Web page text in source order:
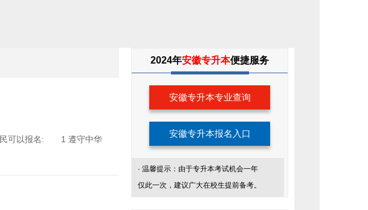
可以报名: 1 遵守中华
2024年安徽专升本便捷服务
安徽专升本专业查询
安徽专升本报名入口
· 温馨提示：由于专升本考试机会一年
仅此一次，建议广大在校生提前备考。